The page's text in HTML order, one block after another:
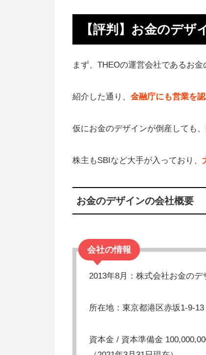
い？
Q&A！疑問に回答
【まとめ】THEOはおすすめ
【評判】お金のデザ
まず、THEOの運営会社であるお
紹介した通り、 金融庁にも営業を
仮にお金のデザインが倒産しても、
株主もSBIなど大手が入っており、
お金のデザインの会社概要
会社の情報
2013年8月：株式会社お金のデ
所在地：東京都港区赤坂1-9-
資本金 / 資本準備金